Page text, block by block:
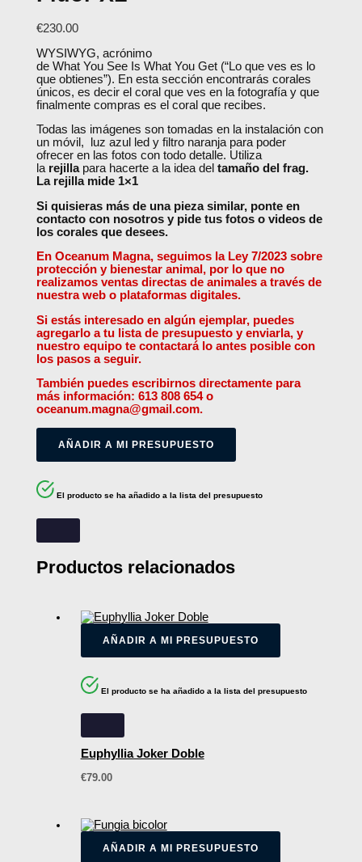
€230.00
WYSIWYG, acrónimo
deWhat You See Is What You Get (“Lo que ves es lo
que obtienes”). En esta sección encontrarás corales
únicos, es decir el coral que ves en la fotografía y que
finalmente compras es el coral que recibes.
Todas las imágenes son tomadas en la instalación con
un móvil, luz azul led y filtro naranja para poder
ofrecer en las fotos con todo detalle. Utiliza
la rejillapara hacerte a la idea del tamaño del frag.
La rejilla mide 1×1
Si quisieras más de una pieza similar, ponte en
contacto con nosotros y pide tus fotos o videos de
los corales que desees.
En Oceanum Magna, seguimos la Ley 7/2023 sobre
protección y bienestar animal, por lo que no
realizamos ventas directas de animales a través de
nuestra web o plataformas digitales.
Si estás interesado en algún ejemplar, puedes
agregarlo a tu lista de presupuesto y enviarla, y
nuestro equipo te contactará lo antes posible con
los pasos a seguir.
También puedes escribirnos directamente para
más información: 613 808 654 o
oceanum.magna@gmail.com.
AÑADIR A MI PRESUPUESTO
El producto se ha añadido a la lista del presupuesto
Productos relacionados
AÑADIR A MI PRESUPUESTO
El producto se ha añadido a la lista del presupuesto
Euphyllia Joker Doble
€79.00
AÑADIR A MI PRESUPUESTO